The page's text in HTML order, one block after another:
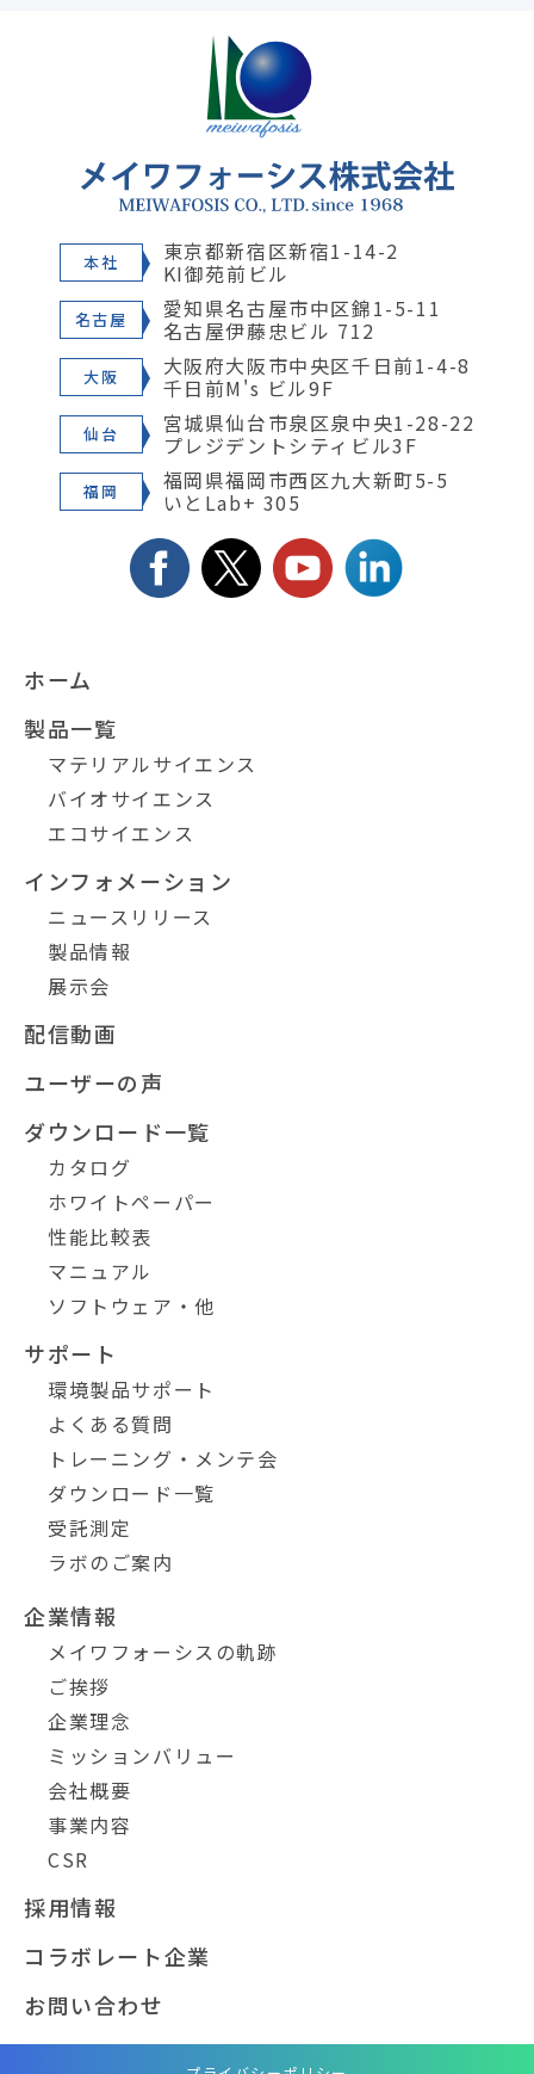
本社 東京都新宿区新宿1-14-2
KI御苑前ビル
名古屋 愛知県名古屋市中区錦1-5-11
名古屋伊藤忠ビル 712
大阪 大阪府大阪市中央区千日前1-4-8
千日前M's ビル9F
仙台 宮城県仙台市泉区泉中央1-28-22
プレジデントシティビル3F
福岡 福岡県福岡市西区九大新町5-5
いとLab+ 305
ホーム
製品一覧
マテリアルサイエンス
バイオサイエンス
エコサイエンス
インフォメーション
ニュースリリース
製品情報
展示会
配信動画
ユーザーの声
ダウンロード一覧
カタログ
ホワイトペーパー
性能比較表
マニュアル
ソフトウェア・他
サポート
環境製品サポート
よくある質問
トレーニング・メンテ会
ダウンロード一覧
受託測定
ラボのご案内
企業情報
メイワフォーシスの軌跡
ご挨拶
企業理念
ミッションバリュー
会社概要
事業内容
CSR
採用情報
コラボレート企業
お問い合わせ